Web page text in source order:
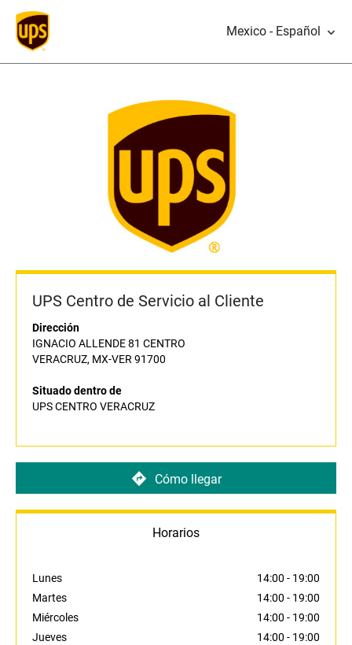
Mexico - Español
UPS Centro de Servicio al Cliente
Dirección
IGNACIO ALLENDE 81 CENTRO
VERACRUZ, MX-VER 91700
Situado dentro de
UPS CENTRO VERACRUZ
Cómo llegar
Horarios
Lunes 14:00 - 19:00
Martes
14:00 - 19:00
Miércoles
14:00 - 19:00
Jueves
14:00 - 19:00